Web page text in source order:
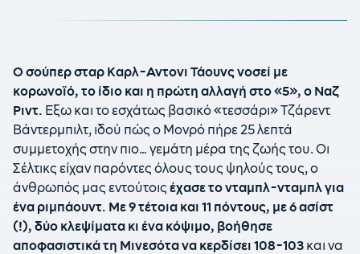
Ο σούπερ σταρ Καρλ-Αντονι Τάουνς νοσεί με
κορωνοϊό, το ίδιο και η πρώτη αλλαγή στο «5», ο Ναζ
Ριντ. Εξω και το εσχάτως βασικό «τεσσάρι» Τζάρεντ
Βάντερμπιλτ, ιδού πώς ο Μονρό πήρε 25 λεπτά
συμμετοχής στην πιο… γεμάτη μέρα της ζωής του. Οι
Σέλτικς είχαν παρόντες όλους τους ψηλούς τους, ο
άνθρωπός μας εντούτοις έχασε το νταμπλ-νταμπλ για
ένα ριμπάουντ. Με 9 τέτοια και 11 πόντους, με 6 ασίστ
(!), δύο κλεψίματα κι ένα κόψιμο, βοήθησε
αποφασιστικά τη Μινεσότα να κερδίσει 108-103 και να